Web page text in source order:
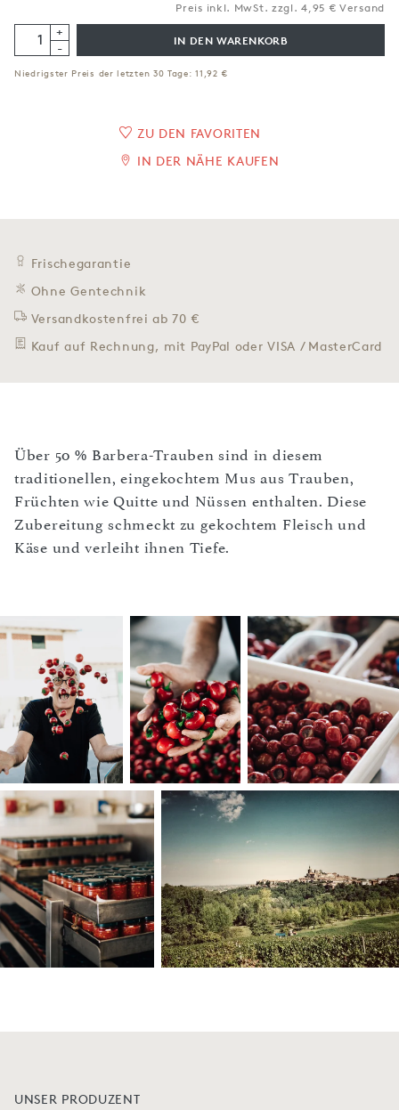
Preis inkl. MwSt. zzgl. 4,95 € Versand
+
-
IN DEN WARENKORB
Niedrigster Preis der letzten 30 Tage:11,92 €
ZU DEN FAVORITEN
IN DER NÄHE KAUFEN
Frischegarantie
Ohne Gentechnik
Versandkostenfrei ab 70 €
Kauf auf Rechnung, mit PayPal oder VISA / MasterCard
Über 50 % Barbera-Trauben sind in diesem
traditionellen, eingekochtem Mus aus Trauben,
Früchten wie Quitte und Nüssen enthalten. Diese
Zubereitung schmeckt zu gekochtem Fleisch und
Käse und verleiht ihnen Tiefe.
UNSER PRODUZENT